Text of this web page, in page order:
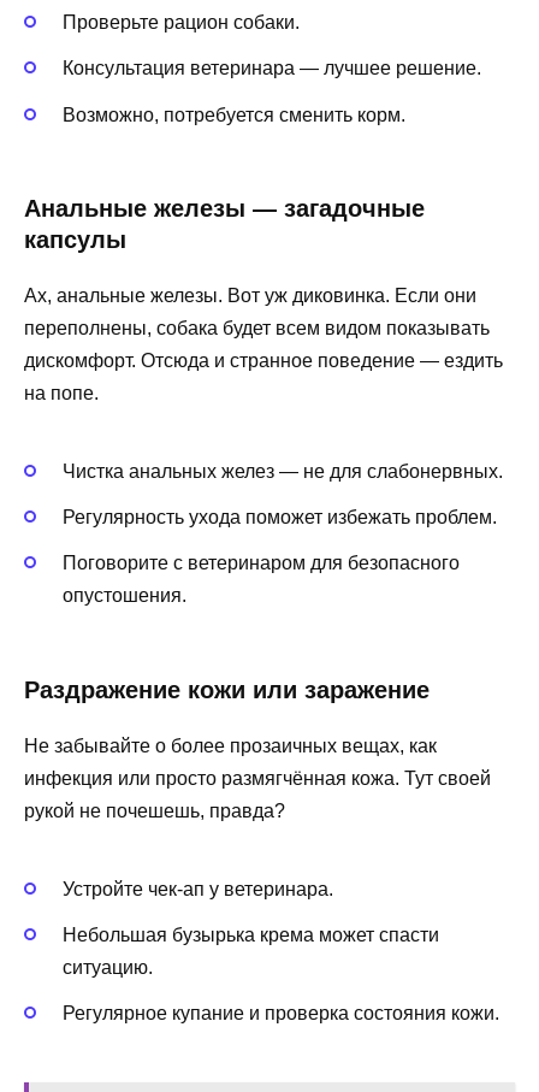
Проверьте рацион собаки.
Консультация ветеринара — лучшее решение.
Возможно, потребуется сменить корм.
Анальные железы — загадочные
капсулы
Ах, анальные железы. Вот уж диковинка. Если они
переполнены, собака будет всем видом показывать
дискомфорт. Отсюда и странное поведение — ездить
на попе.
Чистка анальных желез — не для слабонервных.
Регулярность ухода поможет избежать проблем.
Поговорите с ветеринаром для безопасного
опустошения.
Раздражение кожи или заражение
Не забывайте о более прозаичных вещах, как
инфекция или просто размягчённая кожа. Тут своей
рукой не почешешь, правда?
Устройте чек-ап у ветеринара.
Небольшая бузырька крема может спасти
ситуацию.
Регулярное купание и проверка состояния кожи.